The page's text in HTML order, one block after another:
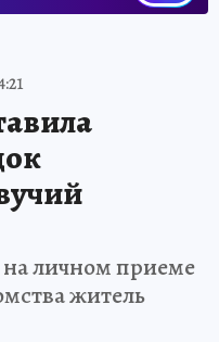
личном приеме
житель